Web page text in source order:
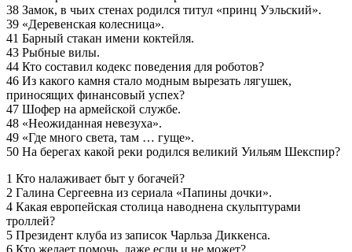
38 Замок, в чьих стенах родился титул «принц Уэльский».
39 «Деревенская колесница».
41 Барный стакан имени коктейля.
43 Рыбные вилы.
44 Кто составил кодекс поведения для роботов?
46 Из какого камня стало модным вырезать лягушек,
приносящих финансовый успех?
47 Шофер на армейской службе.
48 «Неожиданная невезуха».
49 «Где много света, там … гуще».
50 На берегах какой реки родился великий Уильям Шекспир?
1 Кто налаживает быт у богачей?
2 Галина Сергеевна из сериала «Папины дочки».
4 Какая европейская столица наводнена скульптурами
троллей?
5 Президент клуба из записок Чарльза Диккенса.
6 Кто желает помочь, даже если и не может?